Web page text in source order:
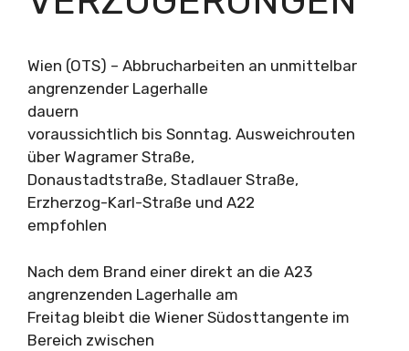
Wien (OTS) – Abbrucharbeiten an unmittelbar
angrenzender Lagerhalle
dauern
voraussichtlich bis Sonntag. Ausweichrouten
über Wagramer Straße,
Donaustadtstraße, Stadlauer Straße,
Erzherzog-Karl-Straße und A22
empfohlen
Nach dem Brand einer direkt an die A23
angrenzenden Lagerhalle am
Freitag bleibt die Wiener Südosttangente im
Bereich zwischen